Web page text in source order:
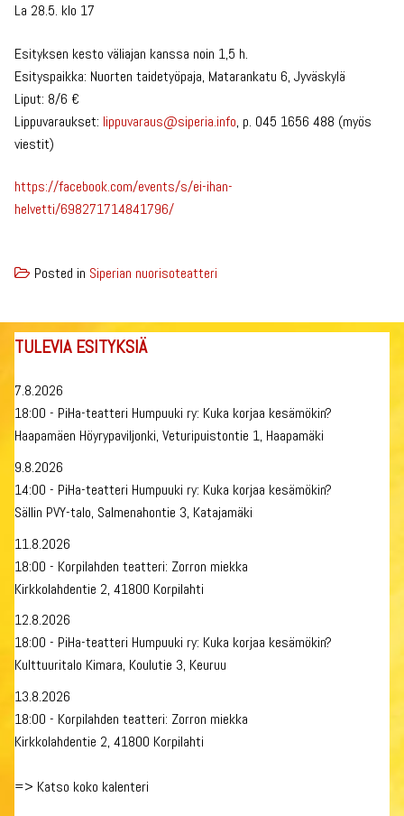
La 28.5. klo 17
Esityksen kesto väliajan kanssa noin 1,5 h.
Esityspaikka: Nuorten taidetyöpaja, Matarankatu 6, Jyväskylä
Liput: 8/6 €
Lippuvaraukset: lippuvaraus@siperia.info, p. 045 1656 488 (myös
viestit)
https://facebook.com/events/s/ei-ihan-
helvetti/698271714841796/
Posted in Siperian nuorisoteatteri
TULEVIA ESITYKSIÄ
7.8.2026
18:00 - PiHa-teatteri Humpuuki ry: Kuka korjaa kesämökin?
Haapamäen Höyrypaviljonki, Veturipuistontie 1, Haapamäki
9.8.2026
14:00 - PiHa-teatteri Humpuuki ry: Kuka korjaa kesämökin?
Sällin PVY-talo, Salmenahontie 3, Katajamäki
11.8.2026
18:00 - Korpilahden teatteri: Zorron miekka
Kirkkolahdentie 2, 41800 Korpilahti
12.8.2026
18:00 - PiHa-teatteri Humpuuki ry: Kuka korjaa kesämökin?
Kulttuuritalo Kimara, Koulutie 3, Keuruu
13.8.2026
18:00 - Korpilahden teatteri: Zorron miekka
Kirkkolahdentie 2, 41800 Korpilahti
=> Katso koko kalenteri